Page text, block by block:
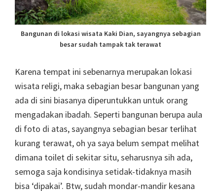
Bangunan di lokasi wisata Kaki Dian, sayangnya sebagian
besar sudah tampak tak terawat
Karena tempat ini sebenarnya merupakan lokasi
wisata religi, maka sebagian besar bangunan yang
ada di sini biasanya diperuntukkan untuk orang
mengadakan ibadah. Seperti bangunan berupa aula
di foto di atas, sayangnya sebagian besar terlihat
kurang terawat, oh ya saya belum sempat melihat
dimana toilet di sekitar situ, seharusnya sih ada,
semoga saja kondisinya setidak-tidaknya masih
bisa ‘dipakai’. Btw, sudah mondar-mandir kesana